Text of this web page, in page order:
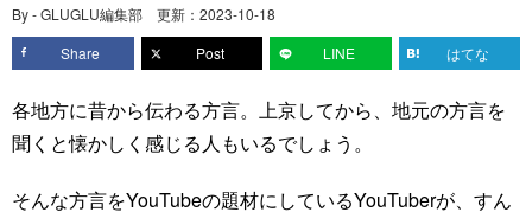
By - GLUGLU編集部 更新： 2023-10-18
Share
Post LINE はてな
各地方に昔から伝わる方言。上京してから、地元の方言を
聞くと懐かしく感じる人もいるでしょう。
そんな方言をYouTubeの題材にしているYouTuberが、すん